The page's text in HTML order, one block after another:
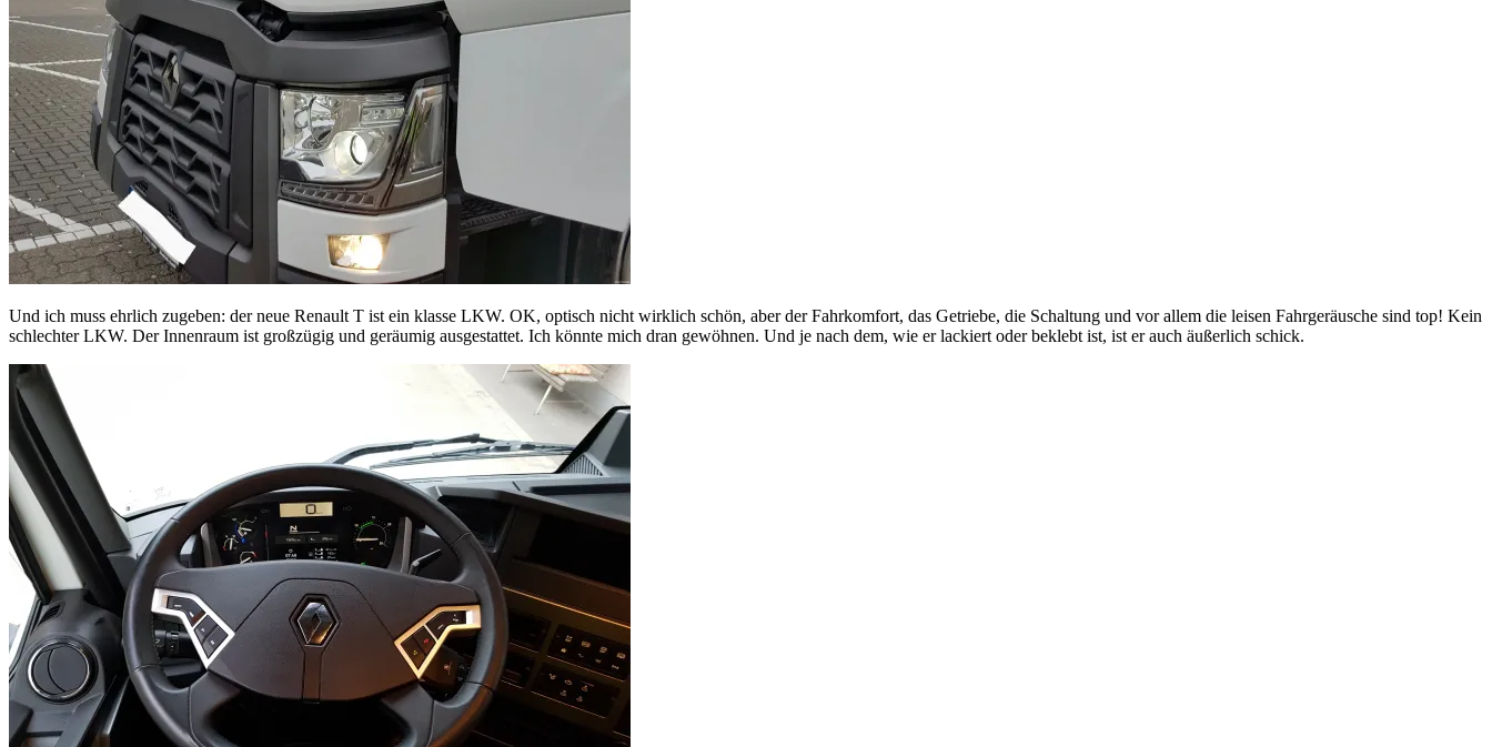
Und ich muss ehrlich zugeben: der neue Renault T ist ein klasse LKW. OK, optisch nicht wirklich schön, aber der Fahrkomfort, das Getriebe, die Schaltung und vor allem die leisen Fahrgeräusche sind top! Kein
schlechter LKW. Der Innenraum ist großzügig und geräumig ausgestattet. Ich könnte mich dran gewöhnen. Und je nach dem, wie er lackiert oder beklebt ist, ist er auch äußerlich schick.